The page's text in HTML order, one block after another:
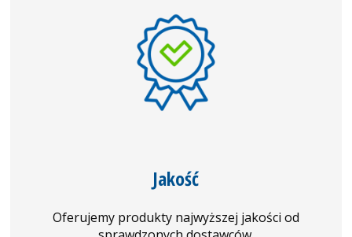
Jakość
Oferujemy produkty najwyższej jakości od